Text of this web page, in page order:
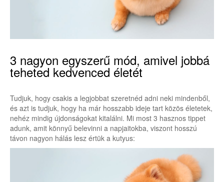
3 nagyon egyszerű mód, amivel jobbá
teheted kedvenced életét
Tudjuk, hogy csakis a legjobbat szeretnéd adni neki mindenből,
és azt is tudjuk, hogy ha már hosszabb ideje tart közös életetek,
nehéz mindig újdonságokat kitalálni. Mi most 3 hasznos tippet
adunk, amit könnyű belevinni a napjaitokba, viszont hosszú
távon nagyon hálás lesz értük a kutyus: